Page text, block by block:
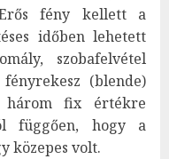
fény kellett a
időben lehetett
szobafelvétel
(blende)
három fix értékre
függően, hogy a
közepes volt.